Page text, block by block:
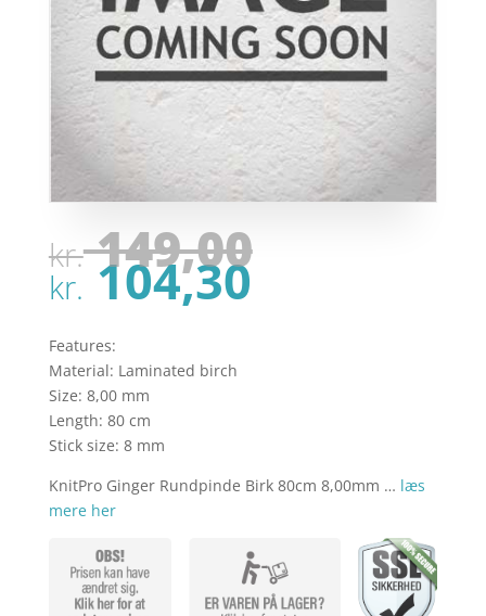
kr.149,00Den
kr.104,30Den
Features:
Material: Laminated birch
Size: 8,00 mm
Length: 80 cm
Stick size: 8 mm
KnitPro Ginger Rundpinde Birk 80cm 8,00mm … læs
mere her